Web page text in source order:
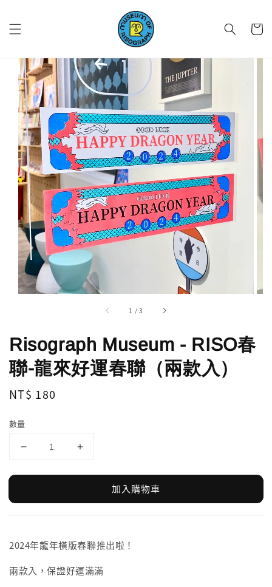
1 /3
Risograph Museum - RISO春
聯-龍來好運春聯（兩款入）
Regular
NT$ 180
數量
加入購物車
2024年龍年橫版春聯推出啦！
兩款入，保證好運滿滿